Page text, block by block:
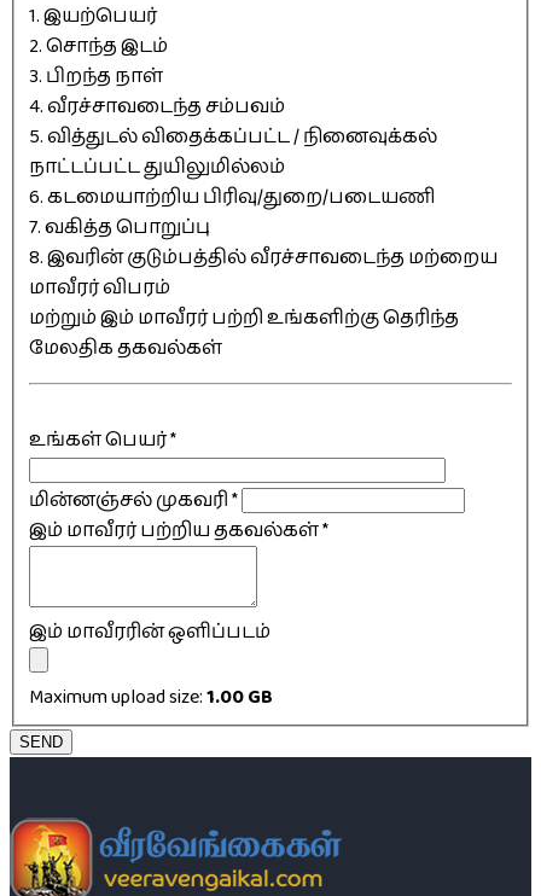
1. இயற்பெயர்
2. சொந்த இடம்
3. பிறந்த நாள்
4. வீரச்சாவடைந்த சம்பவம்
5. வித்துடல் விதைக்கப்பட்ட / நினைவுக்கல்
நாட்டப்பட்ட துயிலுமில்லம்
6. கடமையாற்றிய பிரிவு/துறை/படையணி
7. வகித்த பொறுப்பு
8. இவரின் குடும்பத்தில் வீரச்சாவடைந்த மற்றைய
மாவீரர் விபரம்
மற்றும் இம் மாவீரர் பற்றி உங்களிற்கு தெரிந்த
மேலதிக தகவல்கள்
உங்கள் பெயர்*
மின்னஞ்சல் முகவரி*
இம் மாவீரர் பற்றிய தகவல்கள்*
இம் மாவீரரின் ஒளிப்படம்
Maximum upload size:1.00 GB
SEND